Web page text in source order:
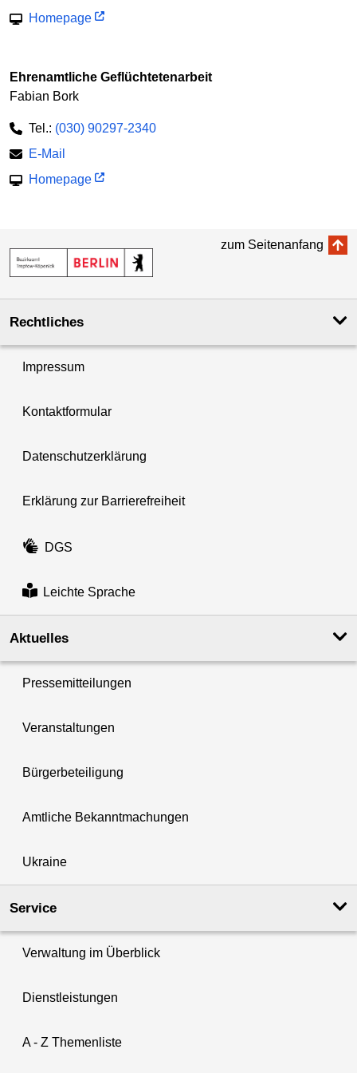
Homepage
Ehrenamtliche Geflüchtetenarbeit
Fabian Bork
Tel.: (030) 90297-2340
E-Mail
Homepage
zum Seitenanfang
Rechtliches
Impressum
Kontaktformular
Datenschutzerklärung
Erklärung zur Barrierefreiheit
DGS
Leichte Sprache
Aktuelles
Pressemitteilungen
Veranstaltungen
Bürgerbeteiligung
Amtliche Bekanntmachungen
Ukraine
Service
Verwaltung im Überblick
Dienstleistungen
A - Z Themenliste